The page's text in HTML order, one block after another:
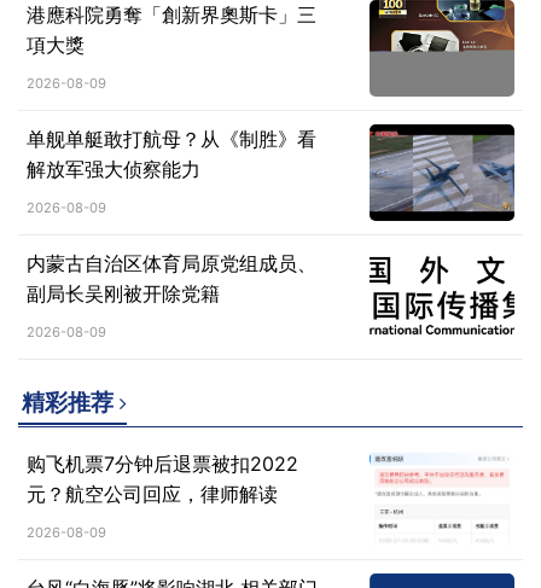
港應科院勇奪「創新界奧斯卡」三
項大獎
2026-08-09
单舰单艇敢打航母？从《制胜》看
解放军强大侦察能力
2026-08-09
内蒙古自治区体育局原党组成员、
副局长吴刚被开除党籍
2026-08-09
精彩推荐
购飞机票7分钟后退票被扣2022
元？航空公司回应，律师解读
2026-08-09